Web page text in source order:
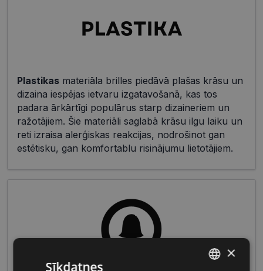
Plastikas materiāla brilles piedāvā plašas krāsu un
dizaina iespējas ietvaru izgatavošanā, kas tos
padara ārkārtīgi populārus starp dizaineriem un
ražotājiem. Šie materiāli saglabā krāsu ilgu laiku un
reti izraisa alerģiskas reakcijas, nodrošinot gan
estētisku, gan komfortablu risinājumu lietotājiem.
×
Sīkdatnes